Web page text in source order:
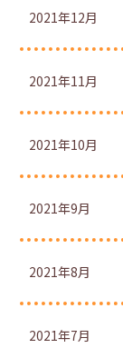
2021年12月
2021年11月
2021年10月
2021年9月
2021年8月
2021年7月